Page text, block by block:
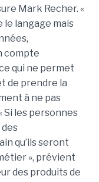
Mark Recher. «
le langage mais
compte
qui ne permet
de prendre la
à ne pas
Si les personnes
qu’ils seront
», prévient
des produits de